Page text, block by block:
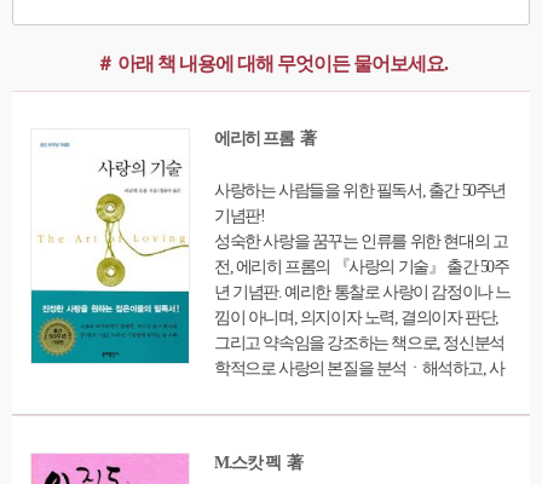
＃ 아래 책 내용에 대해 무엇이든 물어보세요.
에리히 프롬 著
사랑하는 사람들을 위한 필독서, 출간 50주년
기념판!
성숙한 사랑을 꿈꾸는 인류를 위한 현대의 고
전, 에리히 프롬의 『사랑의 기술』 출간 50주
년 기념판. 예리한 통찰로 사랑이 감정이나 느
낌이 아니며, 의지이자 노력, 결의이자 판단,
그리고 약속임을 강조하는 책으로, 정신분석
학적으로 사랑의 본질을 분석ㆍ해석하고, 사
년 기념판에서는 프롬과 마지막까지 함께한
록했다. 프롬의 생애를 담은 것은 물론, 프롬
M.스캇 펙 著